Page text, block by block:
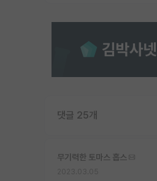
댓글 25개
무기력한 토마스 홉스